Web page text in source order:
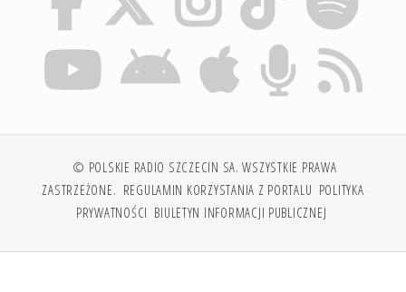
© POLSKIE RADIO SZCZECIN SA. WSZYSTKIE PRAWA
ZASTRZEŻONE. REGULAMIN KORZYSTANIA Z PORTALU POLITYKA
PRYWATNOŚCI BIULETYN INFORMACJI PUBLICZNEJ